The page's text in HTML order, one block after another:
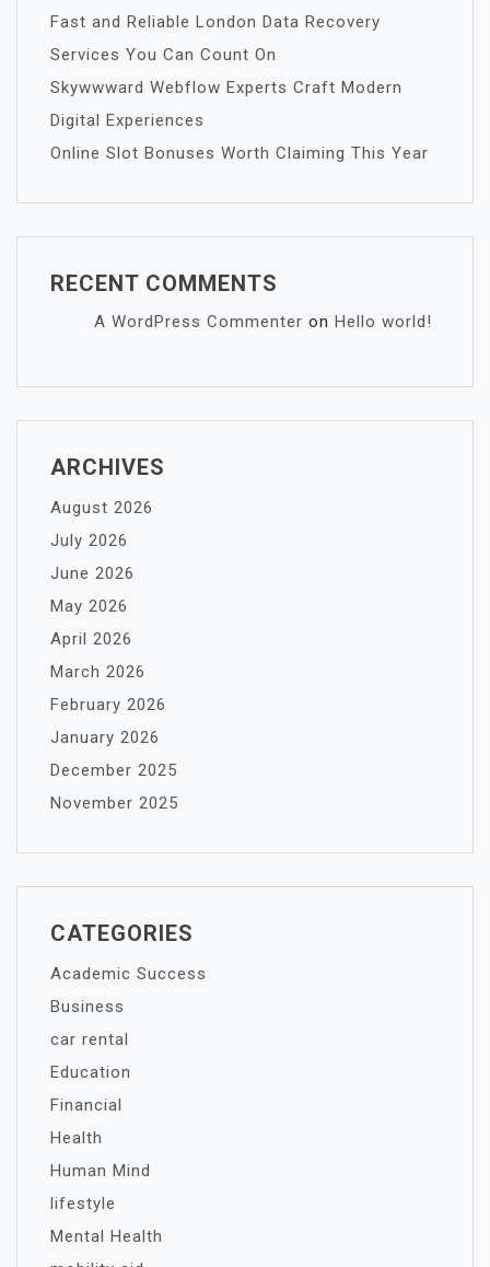
Fast and Reliable London Data Recovery
Services You Can Count On
Skywwward Webflow Experts Craft Modern
Digital Experiences
Online Slot Bonuses Worth Claiming This Year
RECENT COMMENTS
A WordPress Commenter on Hello world!
ARCHIVES
August 2026
July 2026
June 2026
May 2026
April 2026
March 2026
February 2026
January 2026
December 2025
November 2025
CATEGORIES
Academic Success
Business
car rental
Education
Financial
Health
Human Mind
lifestyle
Mental Health